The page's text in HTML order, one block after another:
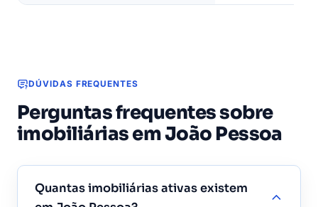
DÚVIDAS FREQUENTES
Perguntas frequentes sobre
imobiliárias em João Pessoa
Quantas imobiliárias ativas existem